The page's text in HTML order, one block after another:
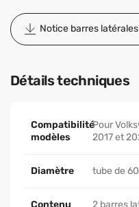
Notice barres latérales
Détails techniques
Compatibilité
modèles
Pour
2017 et
Diamètre tube de